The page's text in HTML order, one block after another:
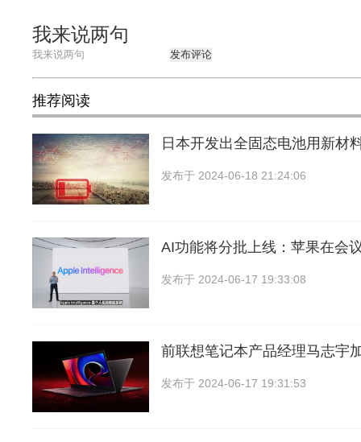
我来说两句
发布评论
推荐阅读
日本开发出全固态电池用新材
发布于 2024-06-18 21:24:06
AI功能将分批上线：苹果在会
发布于 2024-06-17 19:33:08
前联想笔记本产品经理马志宇
发布于 2024-06-17 19:31:53